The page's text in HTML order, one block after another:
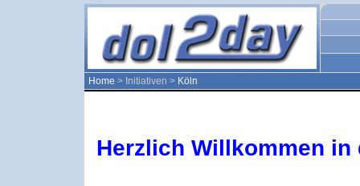
Home > Initiativen > Köln
Herzlich Willkommen in